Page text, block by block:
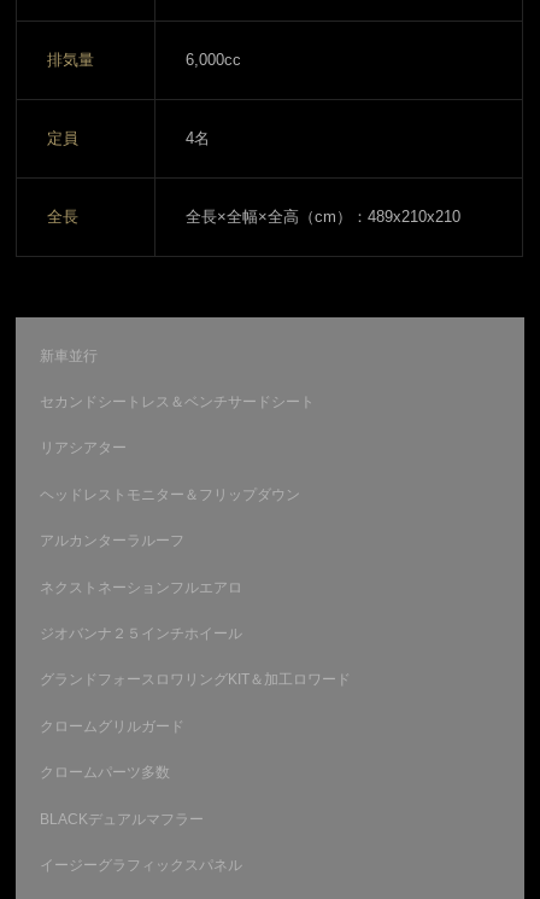
排気量 6,000cc
定員 4名
全長 全長×全幅×全高（cm）：489x210x210
新車並行
セカンドシートレス＆ベンチサードシート
リアシアター
ヘッドレストモニター＆フリップダウン
アルカンターラルーフ
ネクストネーションフルエアロ
ジオバンナ２５インチホイール
グランドフォースロワリングKIT＆加工ロワード
クロームグリルガード
クロームパーツ多数
BLACKデュアルマフラー
イージーグラフィックスパネル